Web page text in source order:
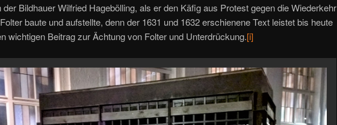
der Bildhauer Wilfried Hagebölling, als er den Käfig aus Protest gegen die Wiederkehr
baute und aufstellte, denn der 1631 und 1632 erschienene Text leistet bis heute
wichtigen Beitrag zur Ächtung von Folter und Unterdrückung.[i]